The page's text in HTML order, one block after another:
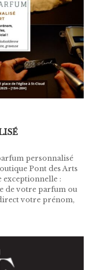
personnalisé
Pont des Arts
exceptionnelle :
de votre parfum ou
votre prénom,